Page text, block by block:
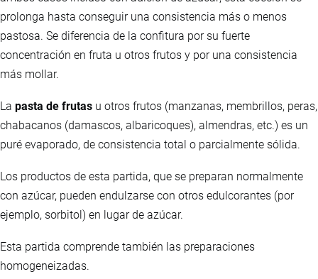
prolonga hasta conseguir una consistencia más o menos
pastosa. Se diferencia de la confitura por su fuerte
concentración en fruta u otros frutos y por una consistencia
más mollar.
La pasta de frutas u otros frutos (manzanas, membrillos, peras,
chabacanos (damascos, albaricoques), almendras, etc.) es un
puré evaporado, de consistencia total o parcialmente sólida.
Los productos de esta partida, que se preparan normalmente
con azúcar, pueden endulzarse con otros edulcorantes (por
ejemplo, sorbitol) en lugar de azúcar.
Esta partida comprende también las preparaciones
homogeneizadas.